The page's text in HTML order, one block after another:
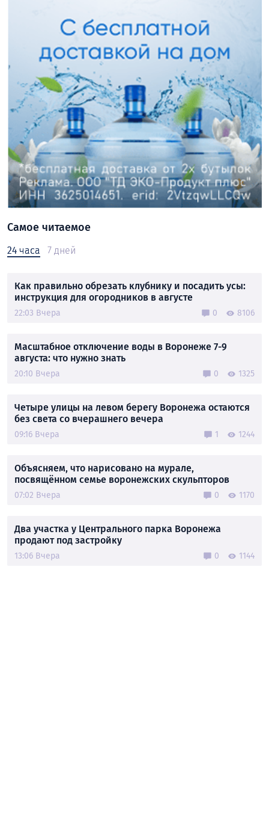
Самое читаемое
24 часа 7 дней
Как правильно обрезать клубнику и посадить усы:
инструкция для огородников в августе
22:03 Вчера 0 8106
Масштабное отключение воды в Воронеже 7-9
августа: что нужно знать
20:10 Вчера 0 1325
Четыре улицы на левом берегу Воронежа остаются
без света со вчерашнего вечера
09:16 Вчера 1 1244
Объясняем, что нарисовано на мурале,
посвящённом семье воронежских скульпторов
07:02 Вчера 0 1170
Два участка у Центрального парка Воронежа
продают под застройку
13:06 Вчера 0 1144